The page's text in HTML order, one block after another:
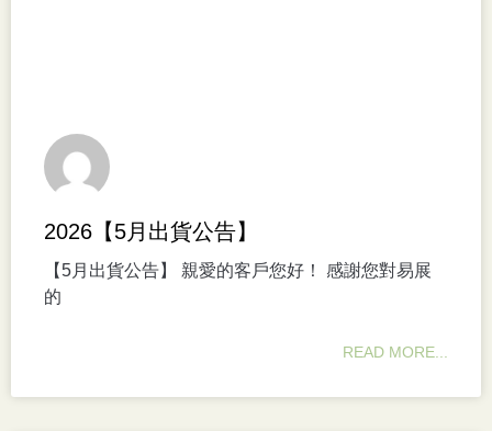
2026【5月出貨公告】
【5月出貨公告】 親愛的客戶您好！ 感謝您對易展
的
READ MORE...